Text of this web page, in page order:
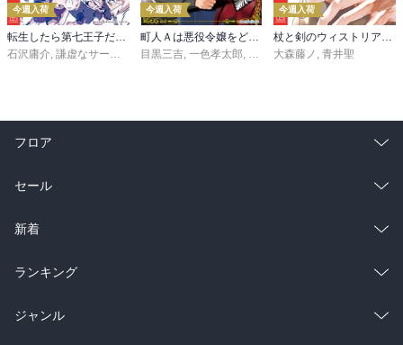
今週入荷
石沢庸介 謙虚なサークル メル。
今週入荷
目黒三吉 一色孝太郎 Parum
今週入荷
大森藤ノ 青井聖
フロア
総合
ラノベ
雑誌・グラビア
BL・TL
セール
総合
ラノベ
雑誌・グラビア
新着
総合
ラノベ
ランキング
総合
ジャンル